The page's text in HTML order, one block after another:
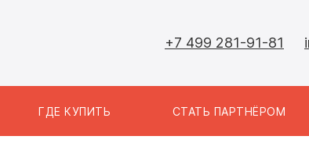
+7 499 281-91-81
ГДЕ КУПИТЬ СТАТЬ ПАРТНЁРОМ